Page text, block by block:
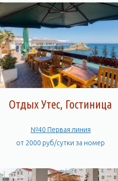
Отдых Утес, Гостиница
№40 Первая линия
от 2000 руб/сутки за номер